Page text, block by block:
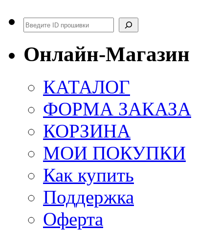
Поиск
Онлайн-Магазин
КАТАЛОГ
ФОРМА ЗАКАЗА
КОРЗИНА
МОИ ПОКУПКИ
Как купить
Поддержка
Оферта